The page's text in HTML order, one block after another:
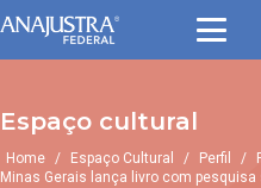
Espaço cultural
Home / Espaço Cultural / Perfil /
Minas Gerais lança livro com